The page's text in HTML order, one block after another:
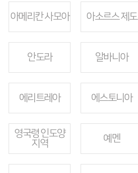
아메리칸 사모아 아소르스 제도
안도라 알바니아
에리트레아 에스토니아
영국령 인도양
지역
예멘